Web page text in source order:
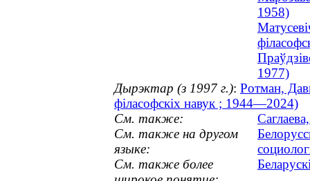
1958)
1977)
Дырэктар (з 1997 г.): Ротман,
філасофскіх навук ; 1944—2024)
См. также:
См. также на другом
языке:
См. также более